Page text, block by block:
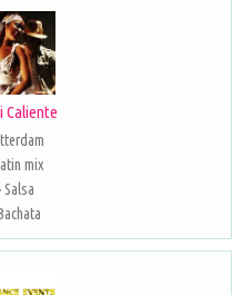
Caliente
mix
Salsa